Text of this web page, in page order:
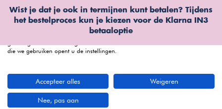
Wist je dat je ook in termijnen kunt betalen? Tijdens
het bestelproces kun je kiezen voor de Klarna IN3
betaaloptie
Wij gebruiken cookies
We kunnen deze plaatsen voor analyse van onze bezoekersgegevens, om
onze website te verbeteren, gepersonaliseerde inhoud te tonen en om u een
die we gebruiken opent u de instellingen.
Accepteer alles Weigeren
Nee, pas aan